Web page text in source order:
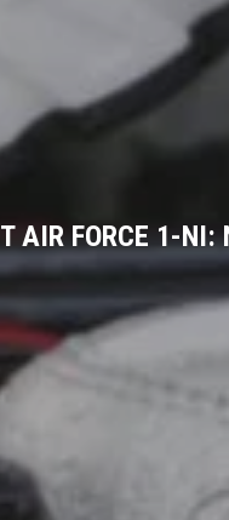
AIR FORCE 1-